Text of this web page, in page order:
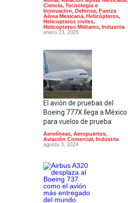
Ciencia, Tecnología e
Innovacion, Defensa, Fuerza
Aérea Mexicana, Helicópteros,
Helicopteros civiles,
Helicopteros Militares, Industria
enero 23, 2025
El avión de pruebas del
Boeing 777X llega a México
para vuelos de prueba
Aerolíneas, Aeropuertos,
Aviación Comercial , Industria
agosto 3, 2024